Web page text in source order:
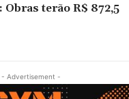
Obras terão R$ 872,5
- Advertisement -